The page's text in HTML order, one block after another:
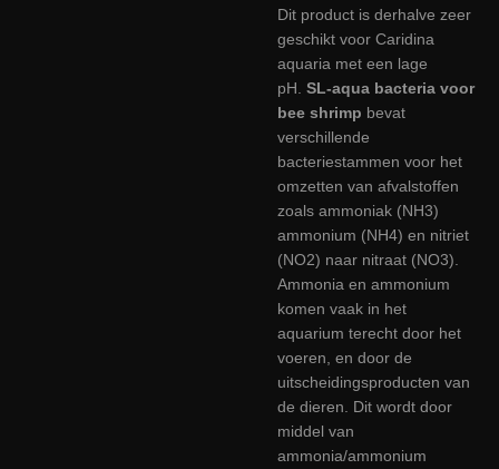
Dit product is derhalve zeer
geschikt voor Caridina
aquaria met een lage
pH. SL-aqua bacteria voor
bee shrimp bevat
verschillende
bacteriestammen voor het
omzetten van afvalstoffen
zoals ammoniak (NH3)
ammonium (NH4) en nitriet
(NO2) naar nitraat (NO3).
Ammonia en ammonium
komen vaak in het
aquarium terecht door het
voeren, en door de
uitscheidingsproducten van
de dieren. Dit wordt door
middel van
ammonia/ammonium